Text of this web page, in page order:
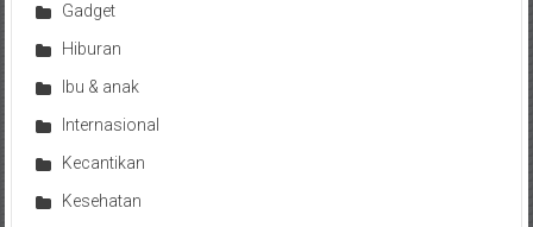
Gadget
Hiburan
Ibu & anak
Internasional
Kecantikan
Kesehatan